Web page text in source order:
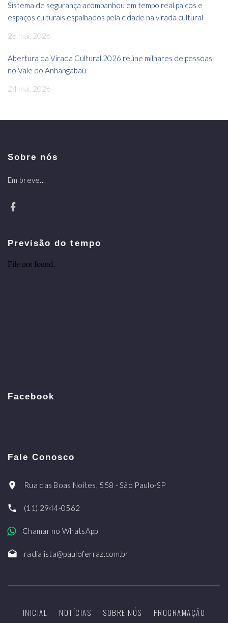
Sistema de segurança acompanhou em tempo real palcos e
espaços culturais espalhados pela cidade na virada cultural
26 mai, 2026
Abertura da Virada Cultural 2026 reúne milhares de pessoas
no Vale do Anhangabaú
24 mai, 2026
Sobre nós
Em breve...
Previsão do tempo
Facebook
Fale Conosco
Rua das Boas Noites, 558 - São Paulo-SP
(11) 2944-0562
Chamar no WhatsApp
radialista@pauloferraz.com.br
INICIAL NOTÍCIAS SOBRE NÓS PROGRAMAÇÃO